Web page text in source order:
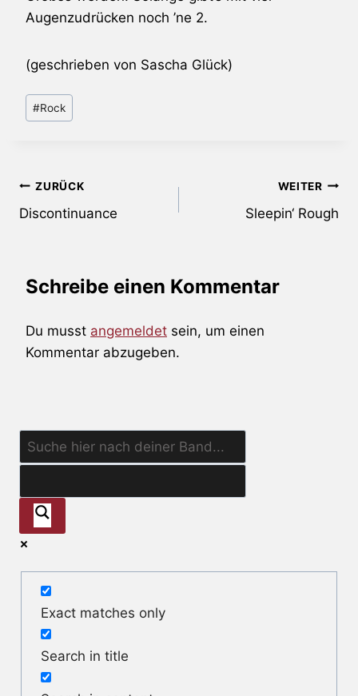
Augenzudrücken noch ’ne 2.
(geschrieben von Sascha Glück)
Schlagworte:
#Rock
Beitragsnavigation
ZURÜCK
Discontinuance
WEITER
Sleepin‘ Rough
Schreibe einen Kommentar
Du musst angemeldet sein, um einen
Kommentar abzugeben.
Exact matches only
Search in title